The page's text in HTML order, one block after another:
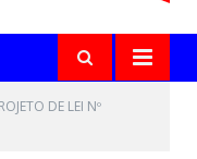
DE LEI Nº